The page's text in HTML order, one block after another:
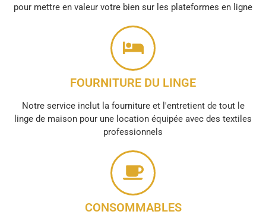
pour mettre en valeur votre bien sur les plateformes en ligne
FOURNITURE DU LINGE
Notre service inclut la fourniture et l'entretient de tout le
linge de maison pour une location équipée avec des textiles
professionnels
CONSOMMABLES